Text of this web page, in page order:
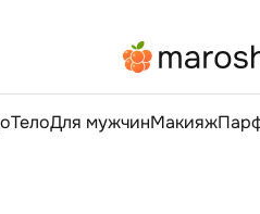
ТелоДля мужчинМакияж